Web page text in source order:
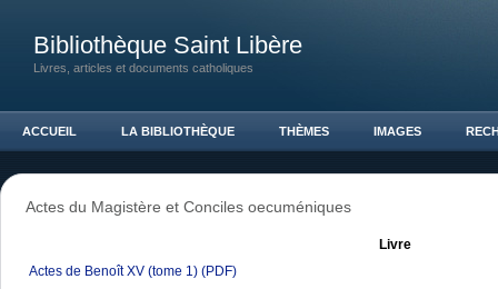
Bibliothèque Saint Libère
Livres, articles et documents catholiques
ACCUEIL LA BIBLIOTHÈQUE THÈMES IMAGES
Actes du Magistère et Conciles oecuméniques
Livre
Actes de Benoît XV (tome 1) (PDF)